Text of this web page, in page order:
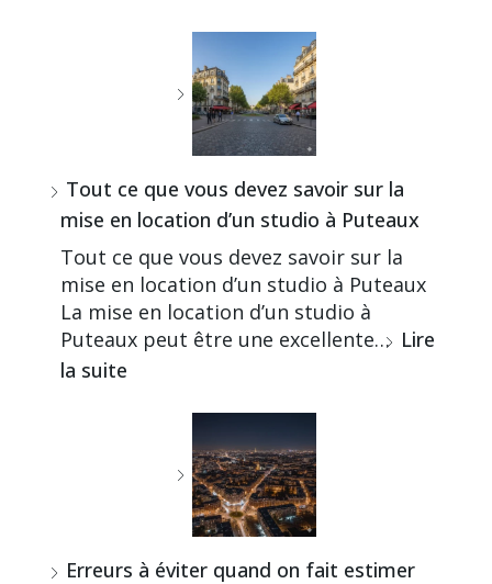
Tout ce que vous devez savoir sur la
mise en location d’un studio à Puteaux
Tout ce que vous devez savoir sur la
mise en location d’un studio à Puteaux
La mise en location d’un studio à
Puteaux peut être une excellente… Lire
la suite
Erreurs à éviter quand on fait estimer